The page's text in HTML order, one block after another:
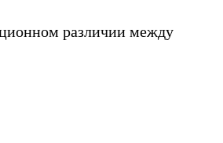
различии между